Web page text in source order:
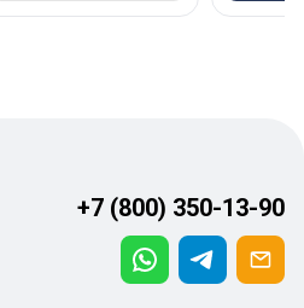
+7 (800) 350-13-90